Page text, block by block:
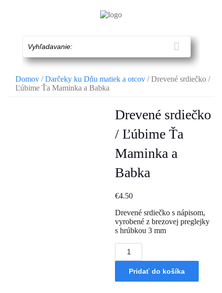
Domov /Darčeky ku Dňu matiek a otcov / Drevené srdiečko /
Ľúbime Ťa Maminka a Babka
Drevené srdiečko
/ Ľúbime Ťa
Maminka a
Babka
€4.50
Drevené srdiečko s nápisom,
vyrobené z brezovej preglejky
s hrúbkou 3 mm
množstvo
Drevené
srdiečko
Ľúbime
Pridať do košíka